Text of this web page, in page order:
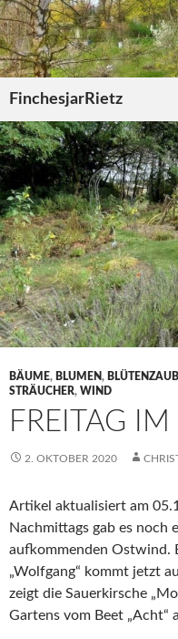
Zum
Inhalt
springen
FinchesjarRietz
BÄUME, BLUMEN,
STRÄUCHER, WIND
FREITAG
2. OKTOBER 2020
Artikel aktualisiert am
Nachmittags gab es noch
aufkommenden Ostwind.
„Wolfgang“ kommt jetzt
zeigt die Sauerkirsche
Gartens vom Beet „Acht“